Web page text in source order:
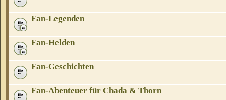
Fan-Legenden
Fan-Helden
Fan-Geschichten
Fan-Abenteuer für Chada & Thorn